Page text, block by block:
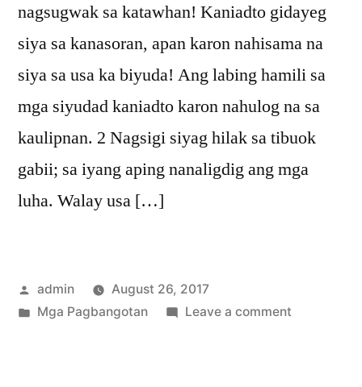
nagsugwak sa katawhan! Kaniadto gidayeg
siya sa kanasoran, apan karon nahisama na
siya sa usa ka biyuda! Ang labing hamili sa
mga siyudad kaniadto karon nahulog na sa
kaulipnan. 2 Nagsigi siyag hilak sa tibuok
gabii; sa iyang aping nanaligdig ang mga
luha. Walay usa […]
Posted
by
admin
August 26, 2017
Posted
Mga Pagbangotan Leave a commenton